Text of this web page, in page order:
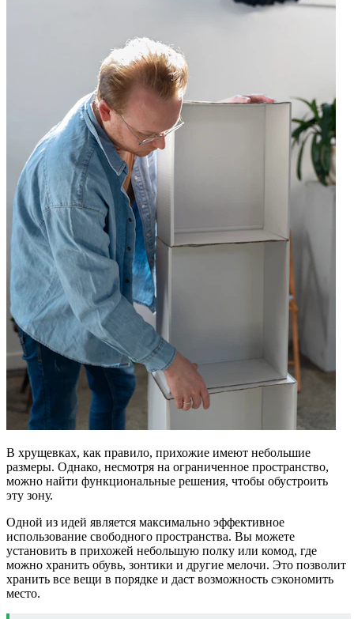
В хрущевках, как правило, прихожие имеют небольшие
размеры. Однако, несмотря на ограниченное пространство,
можно найти функциональные решения, чтобы обустроить
эту зону.
Одной из идей является максимально эффективное
использование свободного пространства. Вы можете
установить в прихожей небольшую полку или комод, где
можно хранить обувь, зонтики и другие мелочи. Это позволит
хранить все вещи в порядке и даст возможность сэкономить
место.